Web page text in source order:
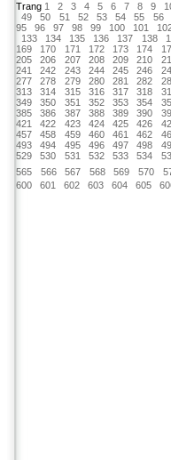
Trang 1 2 3 4 5 6 7 8 9
49
50 51 52 53 54 55 56
95
96 97 98 99 100 101
133
134 135 136 137 138
169
170 171 172 173 174
205
206 207 208 209 210
241
242 243 244 245 246
277
278 279 280 281 282
313
314 315 316 317 318
349
350 351 352 353 354
385
386 387 388 389 390
421
422 423 424 425 426
457
458 459 460 461 462
493
494 495 496 497 498
529
530 531 532 533 534
565
566 567 568 569 570
600
601 602 603 604 605